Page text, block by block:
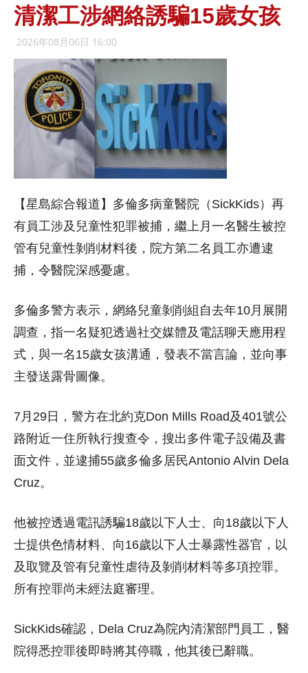
清潔工涉網絡誘騙15歲女孩
2026年08月06日 16:00
【星島綜合報道】多倫多病童醫院（SickKids）再
有員工涉及兒童性犯罪被捕，繼上月一名醫生被控
管有兒童性剝削材料後，院方第二名員工亦遭逮
捕，令醫院深感憂慮。
多倫多警方表示，網絡兒童剝削組自去年10月展開
調查，指一名疑犯透過社交媒體及電話聊天應用程
式，與一名15歲女孩溝通，發表不當言論，並向事
主發送露骨圖像。
7月29日，警方在北約克Don Mills Road及401號公
路附近一住所執行搜查令，搜出多件電子設備及書
面文件，並逮捕55歲多倫多居民Antonio Alvin Dela
Cruz。
他被控透過電訊誘騙18歲以下人士、向18歲以下人
士提供色情材料、向16歲以下人士暴露性器官，以
及取覽及管有兒童性虐待及剝削材料等多項控罪。
所有控罪尚未經法庭審理。
SickKids確認，Dela Cruz為院內清潔部門員工，醫
院得悉控罪後即時將其停職，他其後已辭職。